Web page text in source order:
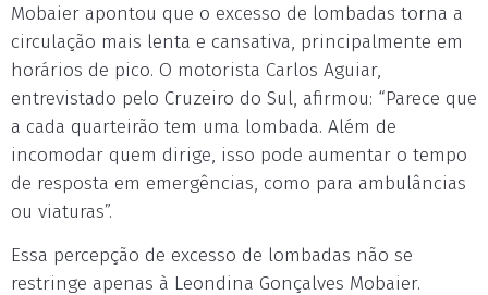
Mobaier apontou que o excesso de lombadas torna a
circulação mais lenta e cansativa, principalmente em
horários de pico. O motorista Carlos Aguiar,
entrevistado pelo Cruzeiro do Sul, afirmou: “Parece que
a cada quarteirão tem uma lombada. Além de
incomodar quem dirige, isso pode aumentar o tempo
de resposta em emergências, como para ambulâncias
ou viaturas”.
Essa percepção de excesso de lombadas não se
restringe apenas à Leondina Gonçalves Mobaier.